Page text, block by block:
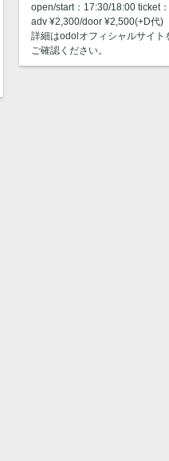
open/start：17:30/18:00 ticket：
adv ¥2,300/door ¥2,500(+D
詳細はodolオフィシャルサイト
ご確認ください。